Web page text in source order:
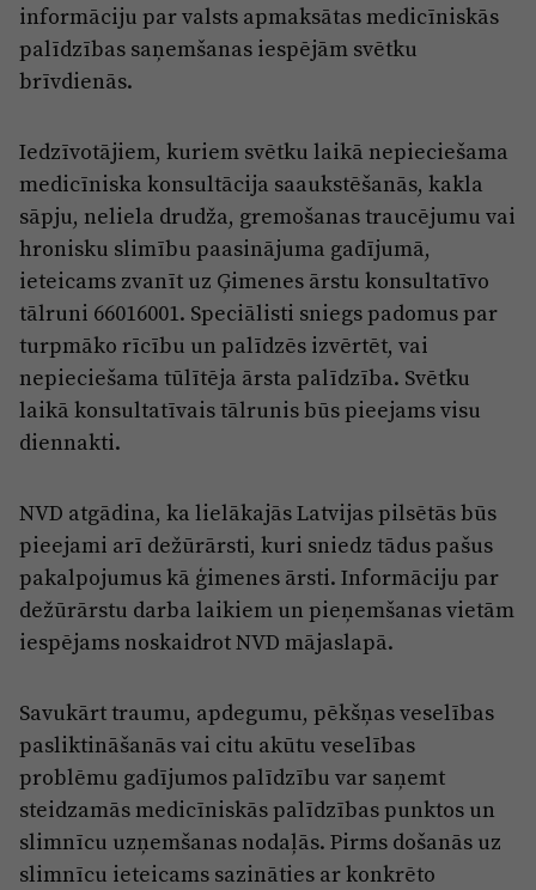
Lietošanas noteikumi
Pārredzamības paziņojumi
informāciju par valsts apmaksātas medicīniskās
palīdzības saņemšanas iespējām svētku
brīvdienās.
Iedzīvotājiem, kuriem svētku laikā nepieciešama
medicīniska konsultācija saaukstēšanās, kakla
sāpju, neliela drudža, gremošanas traucējumu vai
hronisku slimību paasinājuma gadījumā,
ieteicams zvanīt uz Ģimenes ārstu konsultatīvo
tālruni 66016001. Speciālisti sniegs padomus par
turpmāko rīcību un palīdzēs izvērtēt, vai
nepieciešama tūlītēja ārsta palīdzība. Svētku
laikā konsultatīvais tālrunis būs pieejams visu
diennakti.
NVD atgādina, ka lielākajās Latvijas pilsētās būs
pieejami arī dežūrārsti, kuri sniedz tādus pašus
pakalpojumus kā ģimenes ārsti. Informāciju par
dežūrārstu darba laikiem un pieņemšanas vietām
iespējams noskaidrot NVD mājaslapā.
Savukārt traumu, apdegumu, pēkšņas veselības
pasliktināšanās vai citu akūtu veselības
problēmu gadījumos palīdzību var saņemt
steidzamās medicīniskās palīdzības punktos un
slimnīcu uzņemšanas nodaļās. Pirms došanās uz
slimnīcu ieteicams sazināties ar konkrēto